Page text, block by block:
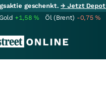
geschenkt.→ Jetzt
Gold +1,58% Öl (Brent) -0,75%